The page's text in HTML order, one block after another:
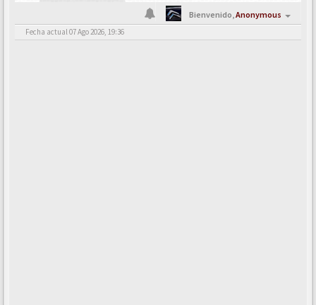
Bienvenido,Anonymous
Fecha actual 07 Ago 2026, 19:36